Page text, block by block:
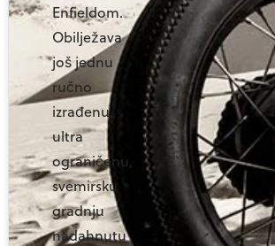
Enfieldom.
Obilježava
još jednu
ručno
izrađenu,
ultra
ograničenu,
svemirsku
gradnju
nadahnutu